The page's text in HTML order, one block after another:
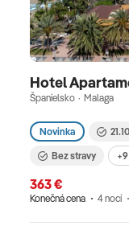
Hotel
Španielsko · Malaga
Novinka
Bez stravy
363 €
Konečná cena 4 nocí